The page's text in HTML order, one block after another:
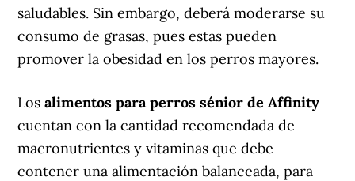
saludables. Sin embargo, deberá moderarse su
consumo de grasas, pues estas pueden
promover la obesidad en los perros mayores.
Losalimentos para perros sénior de Affinity
cuentan con la cantidad recomendada de
macronutrientes y vitaminas que debe
contener una alimentación balanceada, para